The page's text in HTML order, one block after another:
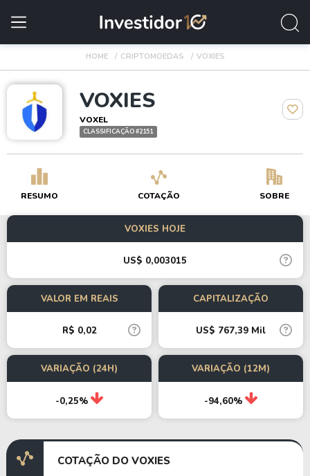
HOME CRIPTOMOEDAS VOXIES
VOXIES
VOXEL
CLASSIFICAÇÃO #2151
RESUMO COTAÇÃO SOBRE
VOXIES HOJE
US$ 0,003015
VALOR EM REAIS
R$ 0,02
CAPITALIZAÇÃO
US$ 767,39 Mil
VARIAÇÃO (24H)
-0,25%
VARIAÇÃO (12M)
-94,60%
COTAÇÃO DO VOXIES